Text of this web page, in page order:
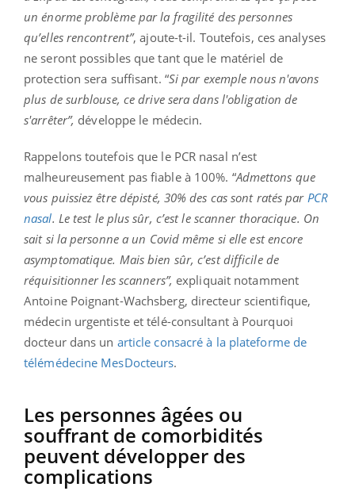
un énorme problème par la fragilité des personnes
qu’elles rencontrent”, ajoute-t-il. Toutefois, ces analyses
ne seront possibles que tant que le matériel de
protection sera suffisant. “Si par exemple nous n'avons
plus de surblouse, ce drive sera dans l'obligation de
s'arrêter”, développe le médecin.
Rappelons toutefois que le PCR nasal n’est
malheureusement pas fiable à 100%. “Admettons que
vous puissiez être dépisté, 30% des cas sont ratés par PCR
nasal. Le test le plus sûr, c’est le scanner thoracique. On
sait si la personne a un Covid même si elle est encore
asymptomatique. Mais bien sûr, c’est difficile de
réquisitionner les scanners”, expliquait notamment
Antoine Poignant-Wachsberg, directeur scientifique,
médecin urgentiste et télé-consultant à Pourquoi
docteur dans un article consacré à la plateforme de
télémédecine MesDocteurs.
Les personnes âgées ou
souffrant de comorbidités
peuvent développer des
complications